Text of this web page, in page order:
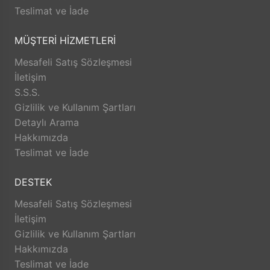
Teslimat ve İade
MÜŞTERİ HİZMETLERİ
Mesafeli Satış Sözleşmesi
İletişim
S.S.S.
Gizlilik ve Kullanım Şartları
Detaylı Arama
Hakkımızda
Teslimat ve İade
DESTEK
Mesafeli Satış Sözleşmesi
İletişim
Gizlilik ve Kullanım Şartları
Hakkımızda
Teslimat ve İade